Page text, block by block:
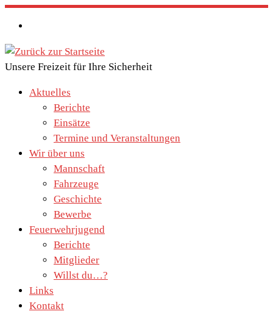
Zum
Inhalt
springen
Unsere Freizeit für Ihre Sicherheit
Aktuelles
Berichte
Einsätze
Termine und Veranstaltungen
Wir über uns
Mannschaft
Fahrzeuge
Geschichte
Bewerbe
Feuerwehrjugend
Berichte
Mitglieder
Willst du…?
Links
Kontakt